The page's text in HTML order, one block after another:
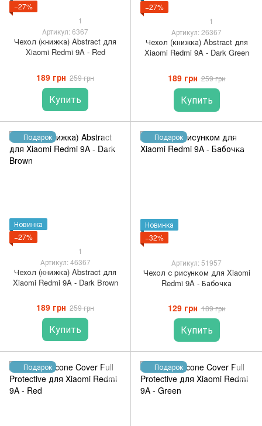
−27%
1
Артикул: 6367
Чехол (книжка) Abstract для
Xiaomi Redmi 9A - Red
189 грн 259 грн
Купить
−27%
1
Артикул: 26367
Чехол (книжка) Abstract для
Xiaomi Redmi 9A - Dark Green
189 грн 259 грн
Купить
Подарок
Новинка
−27%
1
Артикул: 46367
Чехол (книжка) Abstract для
Xiaomi Redmi 9A - Dark Brown
189 грн 259 грн
Купить
Подарок
Новинка
−32%
Артикул: 51957
Чехол с рисунком для Xiaomi
Redmi 9A - Бабочка
129 грн 189 грн
Купить
Подарок Подарок